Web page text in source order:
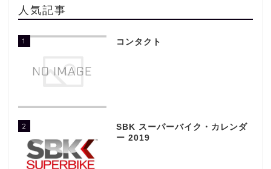
人気記事
1 コンタクト
2
SBK スーパーバイク・カレンダ
ー 2019